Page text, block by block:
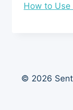
How to Use
© 2026